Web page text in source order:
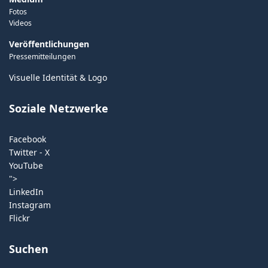
Fotos
Videos
Veröffentlichungen
Pressemitteilungen
Visuelle Identität & Logo
Soziale Netzwerke
Facebook
Twitter - X
YouTube
">
LinkedIn
Instagram
Flickr
Suchen